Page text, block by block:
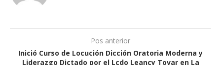
Pos anterior
Inició Curso de Locución Dicción Oratoria Moderna y
Liderazgo Dictado por el Lcdo Leancy Tovar en La